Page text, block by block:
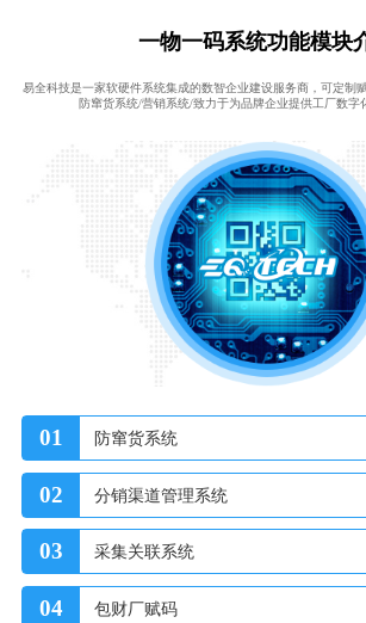
一物一码系统功能模块
易全科技是一家软硬件系统集成的数智企业建设服务商，可定制
防窜货系统/营销系统/致力于为品牌企业提供工厂数字
01 防窜货系统
02 分销渠道管理系统
03 采集关联系统
04 包财厂赋码